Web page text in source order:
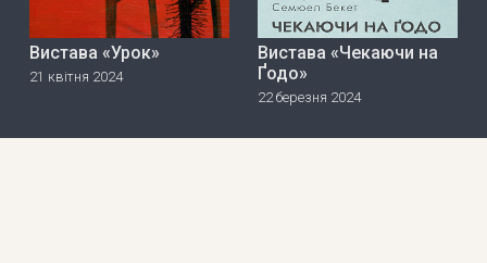
Вистава «Урок»
21 квітня 2024
Вистава «Чекаючи на
Ґодо»
22 березня 2024